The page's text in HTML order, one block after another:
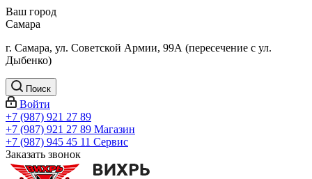
Ваш город
Самара
г. Самара, ул. Советской Армии, 99А (пересечение с ул.
Дыбенко)
Поиск
Войти
+7 (987) 921 27 89
+7 (987) 921 27 89 Магазин
+7 (987) 945 45 11 Сервис
Заказать звонок